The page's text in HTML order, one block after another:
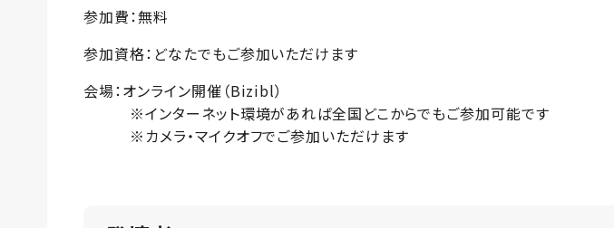
参加費：無料
参加資格：どなたでもご参加いただけます
会場：オンライン開催（Bizibl）
※インターネット環境があれば全国どこからでもご参加可能です
※カメラ・マイクオフでご参加いただけます